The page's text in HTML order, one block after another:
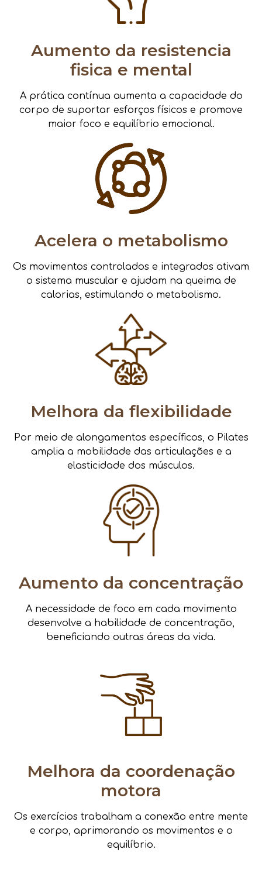
Aumento da resistencia
fisica e mental
A prática contínua aumenta a capacidade do
corpo de suportar esforços físicos e promove
maior foco e equilíbrio emocional.
Acelera o metabolismo
Os movimentos controlados e integrados ativam
o sistema muscular e ajudam na queima de
calorias, estimulando o metabolismo.
Melhora da flexibilidade
Por meio de alongamentos específicos, o Pilates
amplia a mobilidade das articulações e a
elasticidade dos músculos.
Aumento da concentração
A necessidade de foco em cada movimento
desenvolve a habilidade de concentração,
beneficiando outras áreas da vida.
Melhora da coordenação
motora
Os exercícios trabalham a conexão entre mente
e corpo, aprimorando os movimentos e o
equilíbrio.